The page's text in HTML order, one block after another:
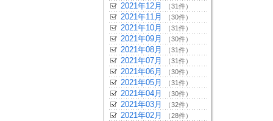
2021年12月 （31件）
2021年11月 （30件）
2021年10月 （31件）
2021年09月 （30件）
2021年08月 （31件）
2021年07月 （31件）
2021年06月 （30件）
2021年05月 （31件）
2021年04月 （30件）
2021年03月 （32件）
2021年02月 （28件）